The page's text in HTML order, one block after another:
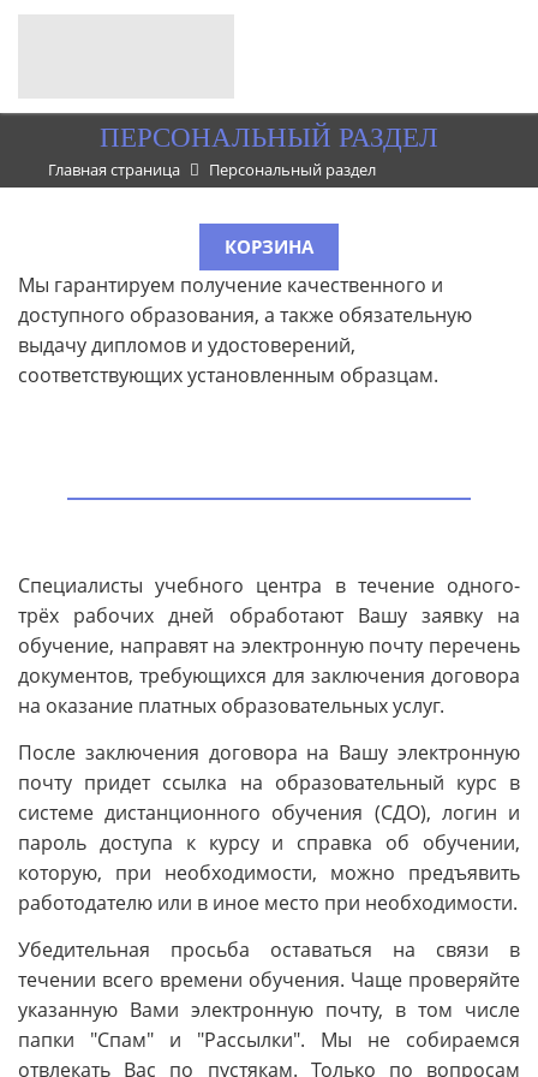
ПЕРСОНАЛЬНЫЙ РАЗДЕЛ
Главная страница Персональный раздел
КОРЗИНА
Мы гарантируем получение качественного и
доступного образования, а также обязательную
выдачу дипломов и удостоверений,
соответствующих установленным образцам.
Специалисты учебного центра в течение одного-
трёх рабочих дней обработают Вашу заявку на
обучение, направят на электронную почту перечень
документов, требующихся для заключения договора
на оказание платных образовательных услуг.
После заключения договора на Вашу электронную
почту придет ссылка на образовательный курс в
системе дистанционного обучения (СДО), логин и
пароль доступа к курсу и справка об обучении,
которую, при необходимости, можно предъявить
работодателю или в иное место при необходимости.
Убедительная просьба оставаться на связи в
течении всего времени обучения. Чаще проверяйте
указанную Вами электронную почту, в том числе
папки "Спам" и "Рассылки". Мы не собираемся
отвлекать Вас по пустякам. Только по вопросам